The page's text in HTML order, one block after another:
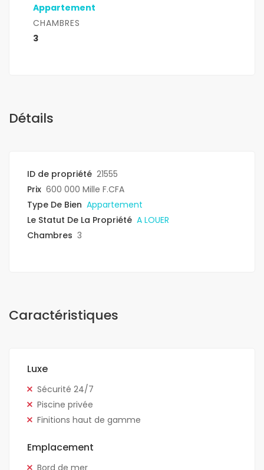
Appartement
CHAMBRES
3
Détails
ID de propriété 21555
Prix 600 000 Mille F.CFA
Type De Bien Appartement
Le Statut De La Propriété A LOUER
Chambres 3
Caractéristiques
Luxe
Sécurité 24/7
Piscine privée
Finitions haut de gamme
Emplacement